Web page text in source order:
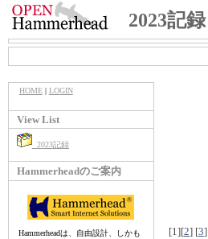
2023記録
HOME| LOGIN
View List
2023記録
Hammerheadのご案内
Hammerheadは、自由設計、しかも
[1][2] [3]